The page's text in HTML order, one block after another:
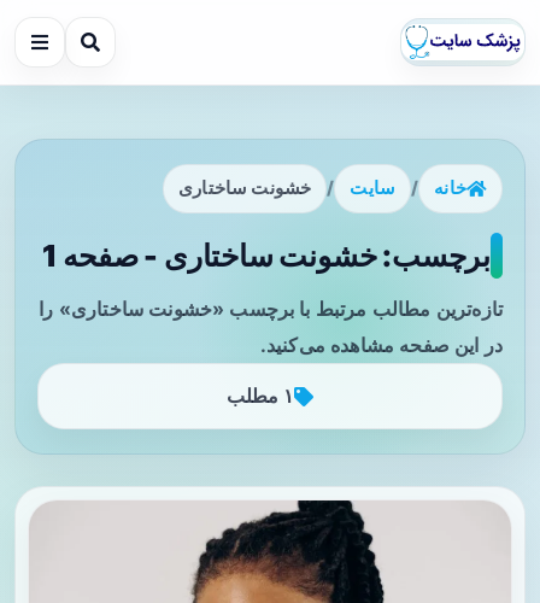
خانه / سایت / خشونت ساختاری
برچسب: خشونت ساختاری - صفحه 1
تازه‌ترین مطالب مرتبط با برچسب «خشونت ساختاری» را
در این صفحه مشاهده می‌کنید.
۱ مطلب